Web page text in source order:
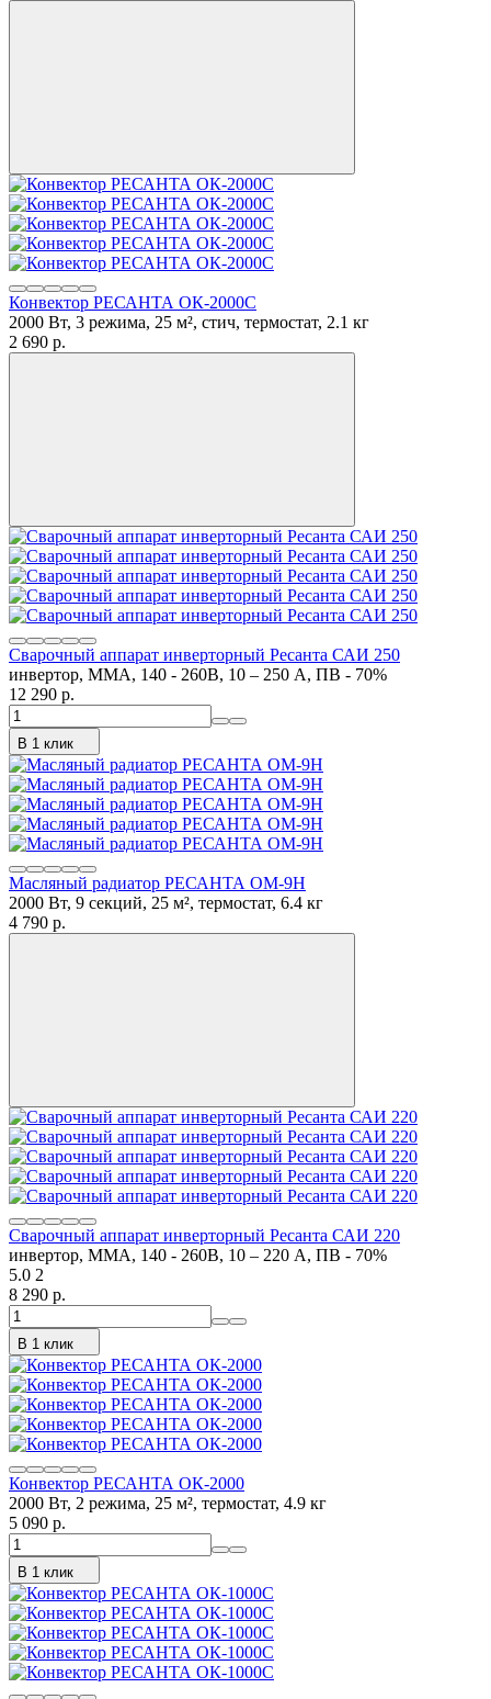
Конвектор РЕСАНТА ОК-2000С
2000 Вт, 3 режима, 25 м², стич, термостат, 2.1 кг
2 690 p.
Сварочный аппарат инверторный Ресанта САИ 250
инвертор, MMA, 140 - 260В, 10 – 250 А, ПВ - 70%
12 290 p.
В 1 клик
Масляный радиатор РЕСАНТА ОМ-9Н
2000 Вт, 9 секций, 25 м², термостат, 6.4 кг
4 790 p.
Сварочный аппарат инверторный Ресанта САИ 220
инвертор, MMA, 140 - 260В, 10 – 220 А, ПВ - 70%
5.0 2
8 290 p.
В 1 клик
Конвектор РЕСАНТА ОК-2000
2000 Вт, 2 режима, 25 м², термостат, 4.9 кг
5 090 p.
В 1 клик